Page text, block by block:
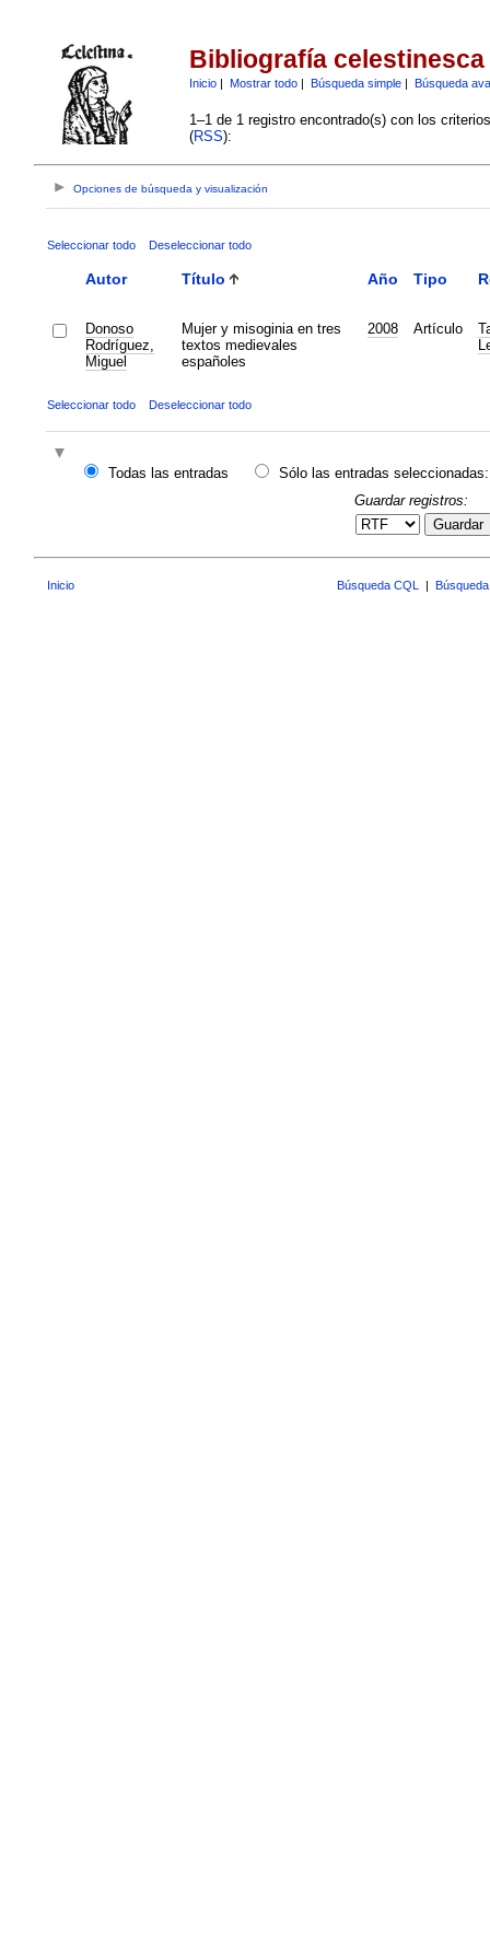
Bibliografía celestinesca
Inicio| Mostrar todo| Búsqueda simple| Búsqueda
1–1 de 1 registro encontrado(s) con los
(RSS):
Opciones de búsqueda y visualización
Seleccionar todo Deseleccionar todo
Autor Título Año Tipo
Donoso
Rodríguez,
Miguel
Mujer y misoginia en tres
textos medievales
españoles
2008 Artículo
Seleccionar todo Deseleccionar todo
Todas las entradas
Sólo las entradas seleccionadas:
Guardar registros:
Guardar
Inicio Búsqueda CQL